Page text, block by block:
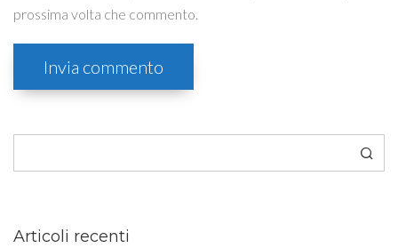
prossima volta che commento.
Articoli recenti